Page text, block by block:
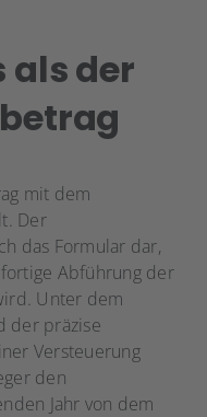
als der
mit dem
Der
das Formular dar,
Abführung der
Unter dem
der präzise
Versteuerung
den
Jahr von dem